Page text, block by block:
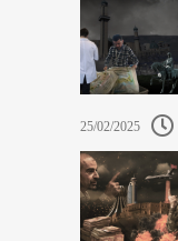
25/02/2025